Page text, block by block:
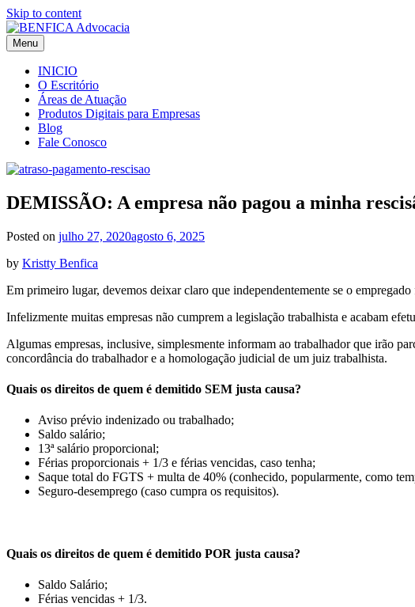
Skip to content
BENFICA Advocacia e Consultoria Jurídica
Escritório de Advocacia em Vitória/ES
Menu
INICIO
O Escritório
Áreas de Atuação
Produtos Digitais para Empresas
Blog
Fale Conosco
DEMISSÃO: A empresa não pagou a minha
Posted on julho 27, 2020agosto 6, 2025
by Kristty Benfica
Em primeiro lugar, devemos deixar claro que independentemente se o empregado
Infelizmente muitas empresas não cumprem a legislação trabalhista e acabam
Algumas empresas, inclusive, simplesmente informam ao trabalhador que irão
concordância do trabalhador e a homologação judicial de um juiz trabalhista.
Quais os direitos de quem é demitido SEM justa causa?
Aviso prévio indenizado ou trabalhado;
Saldo salário;
13ª salário proporcional;
Férias proporcionais + 1/3 e férias vencidas, caso tenha;
Saque total do FGTS + multa de 40% (conhecido, popularmente, como
Seguro-desemprego (caso cumpra os requisitos).
Quais os direitos de quem é demitido POR justa causa?
Saldo Salário;
Férias vencidas + 1/3.